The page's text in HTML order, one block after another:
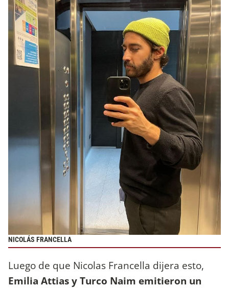
NICOLÁS FRANCELLA
Luego de que Nicolas Francella dijera esto,
Emilia Attias y Turco Naim emitieron un